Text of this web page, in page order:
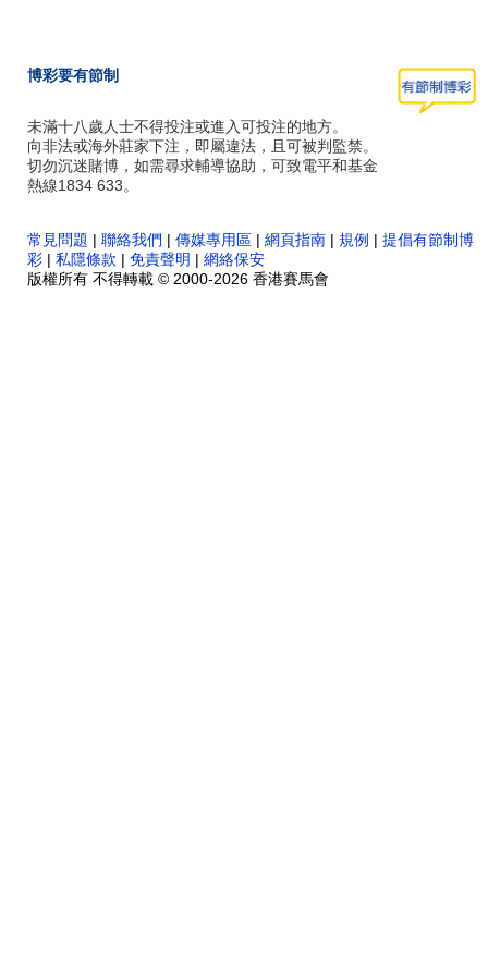
博彩要有節制
未滿十八歲人士不得投注或進入可投注的地方。
向非法或海外莊家下注，即屬違法，且可被判監禁。
切勿沉迷賭博，如需尋求輔導協助，可致電平和基金
熱線1834 633。
常見問題 | 聯絡我們 | 傳媒專用區 | 網頁指南 | 規例 | 提倡有節制博
彩 | 私隱條款 | 免責聲明 | 網絡保安
版權所有 不得轉載 © 2000-2026 香港賽馬會